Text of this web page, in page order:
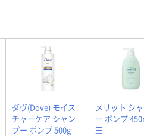
ダヴ(Dove) モイス
チャーケア シャン
プー ポンプ 500g
メリット シ
ー ポンプ
王